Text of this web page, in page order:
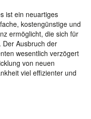
ist ein neuartiges
kostengünstige und
ermöglicht, die sich für
Ausbruch der
wesentlich verzögert
von neuen
viel effizienter und